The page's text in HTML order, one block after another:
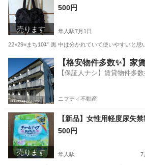
売ります
500円
隼人駅7月1日
22×29×まち10㌢ 黒 中は分かれていて使いやすいと思
霧島市 隼人駅 バッグ
【格安物件多数✨】家
【保証人ナシ】賃貸物件多数
ニフティ不動産
売ります
【新品】女性用軽度尿失
500円
隼人駅 7